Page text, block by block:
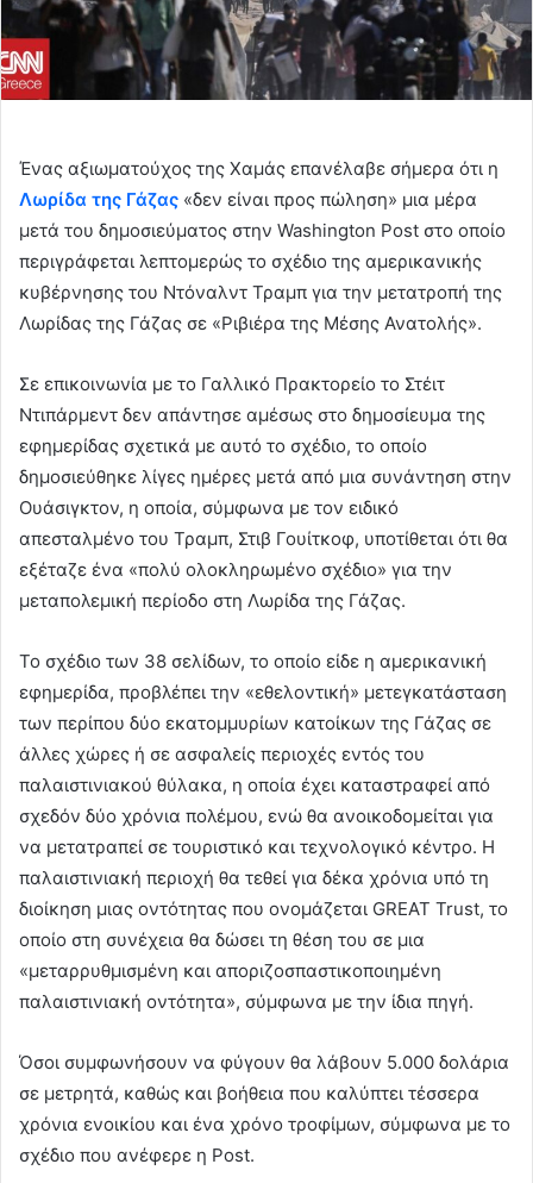
Ένας αξιωματούχος της Χαμάς επανέλαβε σήμερα ότι η
Λωρίδα της Γάζας «δεν είναι προς πώληση» μια μέρα
μετά του δημοσιεύματος στην Washington Post στο οποίο
περιγράφεται λεπτομερώς το σχέδιο της αμερικανικής
κυβέρνησης του Ντόναλντ Τραμπ για την μετατροπή της
Λωρίδας της Γάζας σε «Ριβιέρα της Μέσης Ανατολής».
Σε επικοινωνία με το Γαλλικό Πρακτορείο το Στέιτ
Ντιπάρμεντ δεν απάντησε αμέσως στο δημοσίευμα της
εφημερίδας σχετικά με αυτό το σχέδιο, το οποίο
δημοσιεύθηκε λίγες ημέρες μετά από μια συνάντηση στην
Ουάσιγκτον, η οποία, σύμφωνα με τον ειδικό
απεσταλμένο του Τραμπ, Στιβ Γουίτκοφ, υποτίθεται ότι θα
εξέταζε ένα «πολύ ολοκληρωμένο σχέδιο» για την
μεταπολεμική περίοδο στη Λωρίδα της Γάζας.
Το σχέδιο των 38 σελίδων, το οποίο είδε η αμερικανική
εφημερίδα, προβλέπει την «εθελοντική» μετεγκατάσταση
των περίπου δύο εκατομμυρίων κατοίκων της Γάζας σε
άλλες χώρες ή σε ασφαλείς περιοχές εντός του
παλαιστινιακού θύλακα, η οποία έχει καταστραφεί από
σχεδόν δύο χρόνια πολέμου, ενώ θα ανοικοδομείται για
να μετατραπεί σε τουριστικό και τεχνολογικό κέντρο. Η
παλαιστινιακή περιοχή θα τεθεί για δέκα χρόνια υπό τη
διοίκηση μιας οντότητας που ονομάζεται GREAT Trust, το
οποίο στη συνέχεια θα δώσει τη θέση του σε μια
«μεταρρυθμισμένη και αποριζοσπαστικοποιημένη
παλαιστινιακή οντότητα», σύμφωνα με την ίδια πηγή.
Όσοι συμφωνήσουν να φύγουν θα λάβουν 5.000 δολάρια
σε μετρητά, καθώς και βοήθεια που καλύπτει τέσσερα
χρόνια ενοικίου και ένα χρόνο τροφίμων, σύμφωνα με το
σχέδιο που ανέφερε η Post.